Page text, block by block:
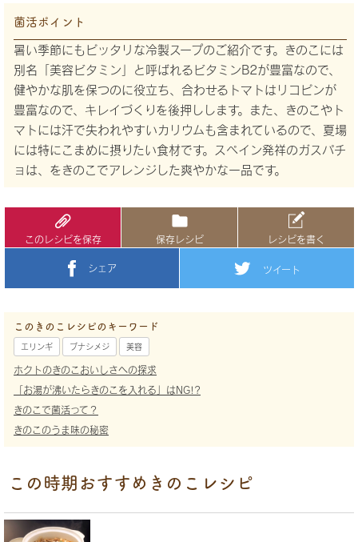
菌活ポイント
暑い季節にもピッタリな冷製スープのご紹介です。きのこには
別名「美容ビタミン」と呼ばれるビタミンB2が豊富なので、
健やかな肌を保つのに役立ち、合わせるトマトはリコピンが
豊富なので、キレイづくりを後押しします。また、きのこやト
マトには汗で失われやすいカリウムも含まれているので、夏場
には特にこまめに摂りたい食材です。スペイン発祥のガスパチ
ョは、をきのこでアレンジした爽やかな一品です。
このレシピを保存 保存レシピ レシピを書く
シェア ツイート
このきのこレシピのキーワード
エリンギ ブナシメジ 美容
ホクトのきのこおいしさへの探求
「お湯が沸いたらきのこを入れる」はNG!?
きのこで菌活って？
きのこのうま味の秘密
この時期おすすめきのこレシピ